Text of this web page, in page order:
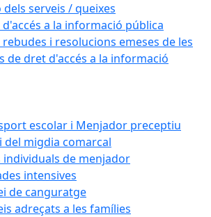
dels serveis / queixes
d'accés a la informació pública
i resolucions emeses de les
de dret d'accés a la informació
escolar i Menjador preceptiu
del migdia comarcal
individuals de menjador
intensives
de canguratge
adreçats a les famílies